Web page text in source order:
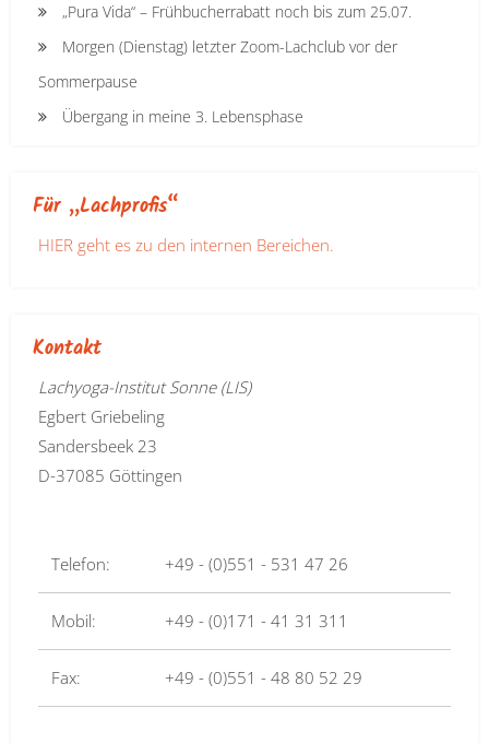
„Pura Vida“ – Frühbucherrabatt noch bis zum 25.07.
Morgen (Dienstag) letzter Zoom-Lachclub vor der
Sommerpause
Übergang in meine 3. Lebensphase
Für „Lachprofis“
HIER geht es zu den internen Bereichen.
Kontakt
Lachyoga-Institut Sonne (LIS)
Egbert Griebeling
Sandersbeek 23
D-37085 Göttingen
Telefon: +49 - (0)551 - 531 47 26
Mobil: +49 - (0)171 - 41 31 311
Fax: +49 - (0)551 - 48 80 52 29